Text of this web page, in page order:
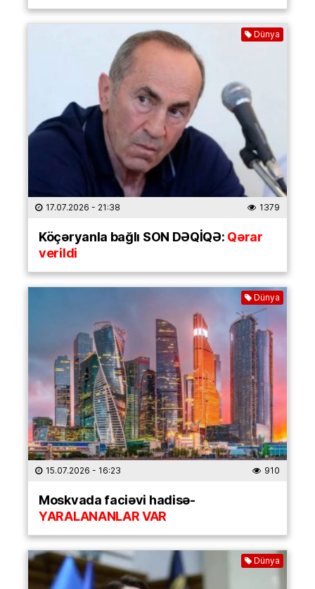
Dünya
17.07.2026 - 21:38 1379
Köçəryanla bağlı SON DƏQİQƏ:Qərar
verildi
Dünya
15.07.2026 - 16:23 910
Moskvada faciəvi hadisə-
YARALANANLAR VAR
Dünya